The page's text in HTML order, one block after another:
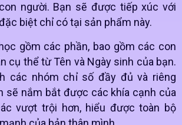
người. Bạn sẽ được tiếp xúc với
biệt chỉ có tại sản phẩm này.
gồm các phần, bao gồm các con
cụ thể từ Tên và Ngày sinh của bạn.
các nhóm chỉ số đầy đủ và riêng
sẽ nắm bắt được các khía cạnh của
vượt trội hơn, hiểu được toàn bộ